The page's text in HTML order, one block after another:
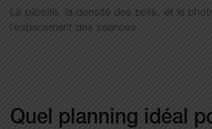
La pilosité, la densité des poils, et le
l’espacement des séances.
Quel planning idéal